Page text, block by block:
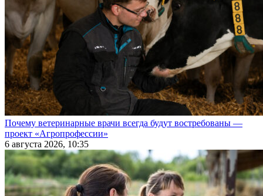
Почему ветеринарные врачи всегда будут востребованы —
проект «Агропрофессии»
6 августа 2026, 10:35